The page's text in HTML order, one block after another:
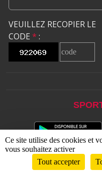
VEUILLEZ RECOPIER LE
CODE * :
Envie de participer ?
Ce site utilise des cookies et
vous souhaitez activer
Tout accepter